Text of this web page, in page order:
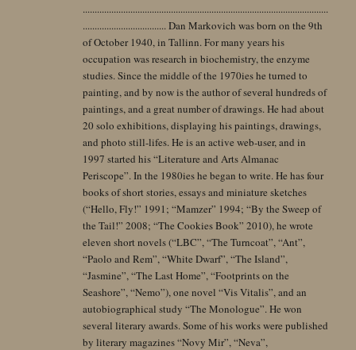
.......................................................................................................
................................... Dan Markovich was born on the 9th
of October 1940, in Tallinn. For many years his
occupation was research in biochemistry, the enzyme
studies. Since the middle of the 1970ies he turned to
painting, and by now is the author of several hundreds of
paintings, and a great number of drawings. He had about
20 solo exhibitions, displaying his paintings, drawings,
and photo still-lifes. He is an active web-user, and in
1997 started his “Literature and Arts Almanac
Periscope”. In the 1980ies he began to write. He has four
books of short stories, essays and miniature sketches
(“Hello, Fly!” 1991; “Mamzer” 1994; “By the Sweep of
the Tail!” 2008; “The Cookies Book” 2010), he wrote
eleven short novels (“LBC”, “The Turncoat”, “Ant”,
“Paolo and Rem”, “White Dwarf”, “The Island”,
“Jasmine”, “The Last Home”, “Footprints on the
Seashore”, “Nemo”), one novel “Vis Vitalis”, and an
autobiographical study “The Monologue”. He won
several literary awards. Some of his works were published
by literary magazines “Novy Mir”, “Neva”,